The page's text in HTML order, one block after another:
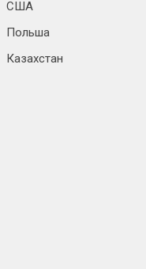
США
Польша
Казахстан